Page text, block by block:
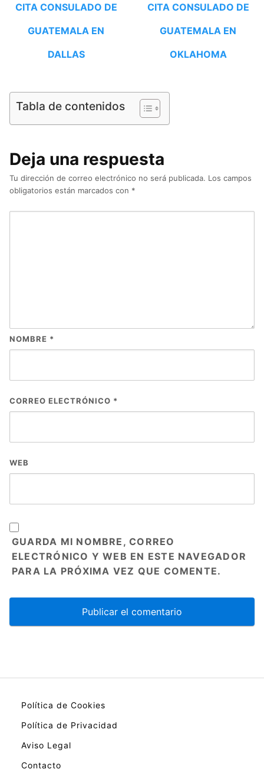
CITA CONSULADO DE
GUATEMALA EN
DALLAS
CITA CONSULADO DE
GUATEMALA EN
OKLAHOMA
Tabla de contenidos
Deja una respuesta
Tu dirección de correo electrónico no será publicada. Los campos
obligatorios están marcados con *
NOMBRE *
CORREO ELECTRÓNICO *
WEB
GUARDA MI NOMBRE, CORREO
ELECTRÓNICO Y WEB EN ESTE NAVEGADOR
PARA LA PRÓXIMA VEZ QUE COMENTE.
Política de Cookies
Política de Privacidad
Aviso Legal
Contacto